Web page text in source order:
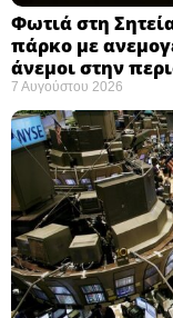
Φωτιά στη
πάρκο με
άνεμοι στην
7 Αυγούστου 2026